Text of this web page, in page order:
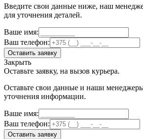
Введите свои данные ниже, наш
для уточнения деталей.
Ваше имя:
Ваш телефон:
Оставить заявку
Закрыть
Оставьте заявку, на вызов курьера.
Оставьте свои данные и наши
уточнения информации.
Ваше имя:
Ваш телефон:
Оставить заявку